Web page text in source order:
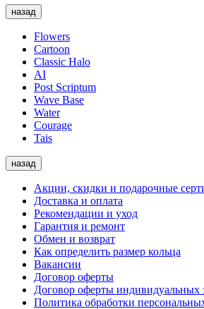
назад
Flowers
Cartoon
Classic Halo
AI
Post Scriptum
Wave Base
Water
Courage
Tais
назад
Акции, скидки и подарочные
Доставка и оплата
Рекомендации и уход
Гарантия и ремонт
Обмен и возврат
Как определить размер кольца
Вакансии
Договор оферты
Договор оферты индивидуальных
Политика обработки